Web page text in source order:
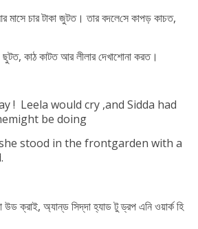
মাসে চার টাকা জুটত। তার বদলে সে কাপড় কাচত,
ছুটত, কাঠ কাটত আর লীলার দেখাশোনা করত।
! Leela would cry ,and Sidda had
might be doing
stood in the frontgarden with a
উড ক্রাই, অ্যান্‌ড সিদ্‌দা হ্যাড টু ড্রপ এনি ওয়ার্ক হি